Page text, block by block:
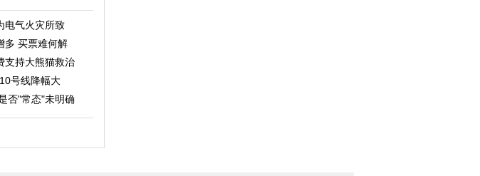
电气火灾所致
多 买票难何解
支持大熊猫救治
号线降幅大
否"常态"未明确